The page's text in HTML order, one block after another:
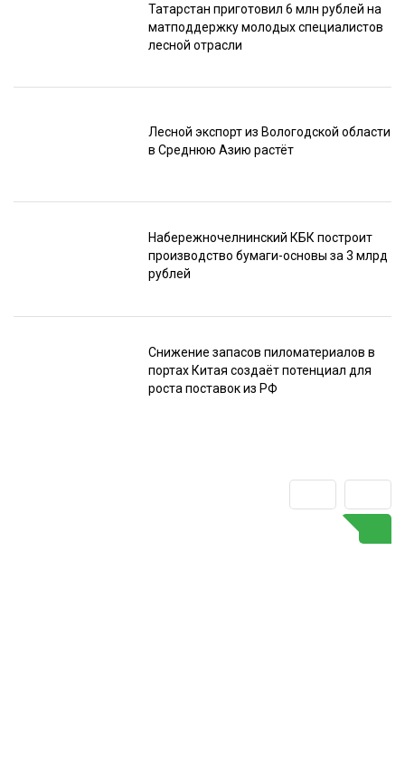
Татарстан приготовил 6 млн рублей на
матподдержку молодых специалистов
лесной отрасли
Лесной экспорт из Вологодской области
в Среднюю Азию растёт
Набережночелнинский КБК построит
производство бумаги-основы за 3 млрд
рублей
Снижение запасов пиломатериалов в
портах Китая создаёт потенциал для
роста поставок из РФ